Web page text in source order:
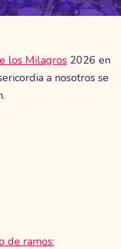
los Milagros2026 en
a nosotros se
de ramos: